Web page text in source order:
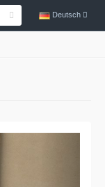
Deutsch